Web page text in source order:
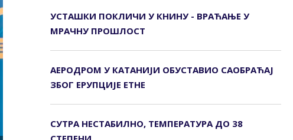
УСТАШКИ ПОКЛИЧИ У КНИНУ - ВРАЋАЊЕ У
МРАЧНУ ПРОШЛОСТ
АЕРОДРОМ У КАТАНИЈИ ОБУСТАВИО САОБРАЋАЈ
ЗБОГ ЕРУПЦИЈЕ ЕТНЕ
СУТРА НЕСТАБИЛНО, ТЕМПЕРАТУРА ДО 38